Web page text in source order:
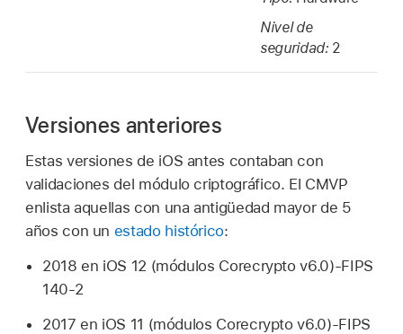
Nivel de
seguridad: 2
Versiones anteriores
Estas versiones de iOS antes contaban con
validaciones del módulo criptográfico. El CMVP
enlista aquellas con una antigüedad mayor de 5
años con un estado histórico:
2018 en iOS 12 (módulos Corecrypto v6.0)-FIPS
140-2
2017 en iOS 11 (módulos Corecrypto v6.0)-FIPS